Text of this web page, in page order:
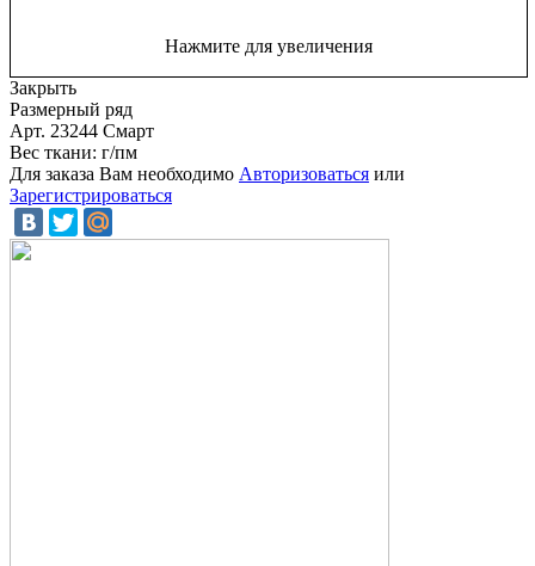
Нажмите для увеличения
Закрыть
Размерный ряд
Арт. 23244 Смарт
Вес ткани: г/пм
Для заказа Вам необходимо Авторизоваться или
Зарегистрироваться